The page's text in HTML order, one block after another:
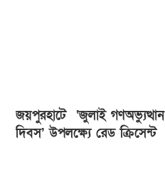
জয়পুরহাটে ‘জুলাই গণঅভ্যুত্থান
দিবস’ উপলক্ষ্যে রেড ক্রিসেন্ট